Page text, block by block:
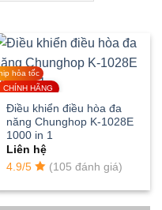
hỏa tốc
CHÍNH HÃNG
Điều khiển điều hòa đa
năng Chunghop K-1028E
1000 in 1
Liên hệ
4.9/5
(105 đánh giá)